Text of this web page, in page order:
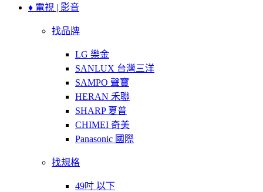
♦ 電視 | 影音
找品牌
LG 樂金
SANLUX 台灣三洋
SAMPO 聲寶
HERAN 禾聯
SHARP 夏普
CHIMEI 奇美
Panasonic 國際
找規格
49吋 以下